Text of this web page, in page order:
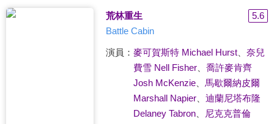
荒林重生
5.6
Battle Cabin
演員： 麥可賀斯特 Michael Hurst、 奈兒
費雪 Nell Fisher、 喬許麥肯齊
Josh McKenzie、 馬歇爾納皮爾
Marshall Napier、 迪蘭尼塔布隆
Delaney Tabron、
尼克克普倫